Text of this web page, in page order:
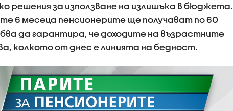
решения за използване на излишъка в бюджета.
6 месеца пенсионерите ще получават по 60
да гарантира, че доходите на възрастните
колкото от днес е линията на бедност.